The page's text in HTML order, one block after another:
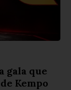
gala que
Kempo